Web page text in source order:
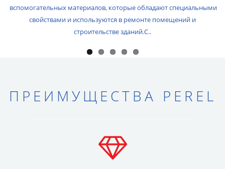
вспомогательных материалов, которые обладают специальными
свойствами и используются в ремонте помещений и
строительстве зданий.С..
ПРЕИМУЩЕСТВА PEREL